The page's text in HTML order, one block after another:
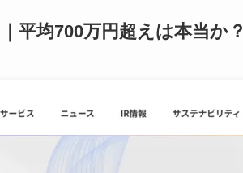
平均700万円超えは本当か？